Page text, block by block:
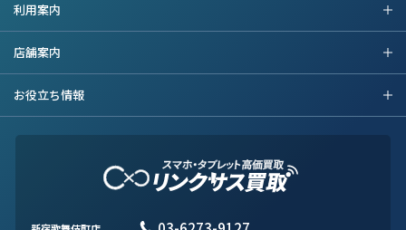
利用案内
店舗案内
お役立ち情報